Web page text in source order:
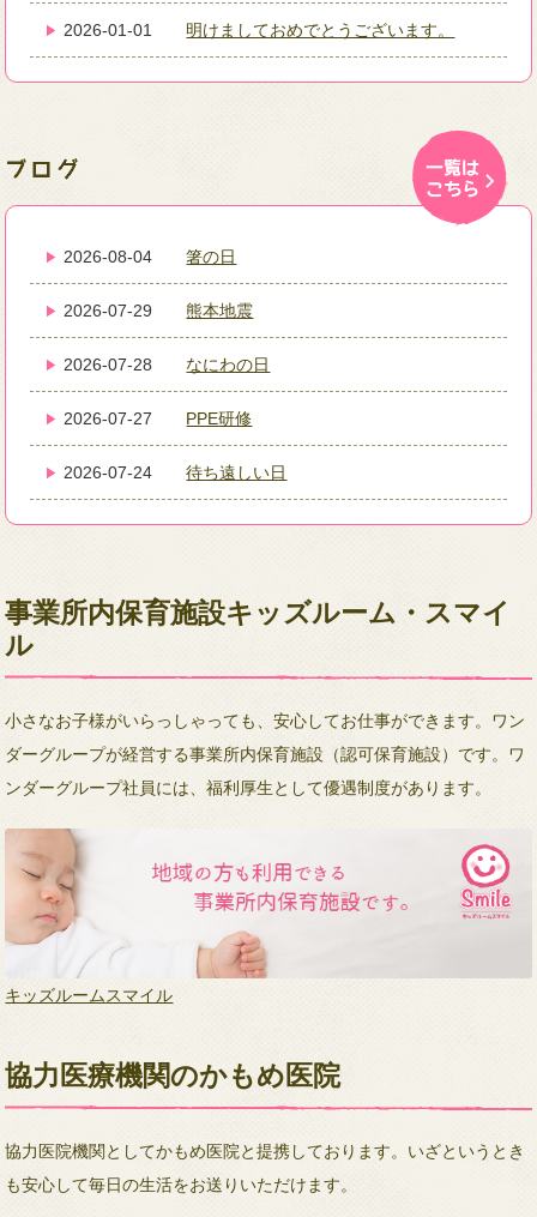
2026-01-01 明けましておめでとうございます。
2026-08-04箸の日
2026-07-29熊本地震
2026-07-28 なにわの日
2026-07-27 PPE研修
2026-07-24待ち遠しい日
事業所内保育施設キッズルーム・スマイ
ル
小さなお子様がいらっしゃっても、安心してお仕事ができます。ワン
ダーグループが経営する事業所内保育施設（認可保育施設）です。ワ
ンダーグループ社員には、福利厚生として優遇制度があります。
キッズルームスマイル
協力医療機関のかもめ医院
協力医院機関としてかもめ医院と提携しております。いざというとき
も安心して毎日の生活をお送りいただけます。